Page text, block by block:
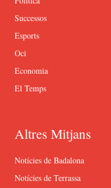
Successos
Esports
Oci
Economia
El Temps
Altres Mitjans
Notícies de Badalona
Notícies de Terrassa